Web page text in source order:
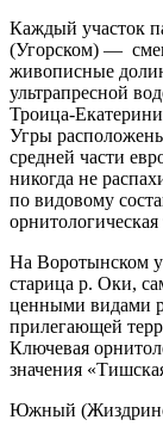
Каждый участок
(Угорском) —
живописные
ультрапресной
Троица-
Угры
средней части
никогда не
по видовому
На Воротынском
старица р. Оки,
ценными видами
прилегающей
Ключевая
значения
Южный